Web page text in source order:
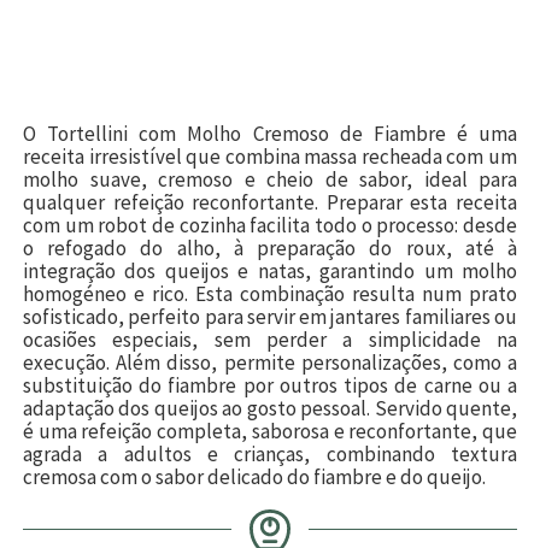
O Tortellini com Molho Cremoso de Fiambre é uma
receita irresistível que combina massa recheada com um
molho suave, cremoso e cheio de sabor, ideal para
qualquer refeição reconfortante. Preparar esta receita
com um robot de cozinha facilita todo o processo: desde
o refogado do alho, à preparação do roux, até à
integração dos queijos e natas, garantindo um molho
homogéneo e rico. Esta combinação resulta num prato
sofisticado, perfeito para servir em jantares familiares ou
ocasiões especiais, sem perder a simplicidade na
execução. Além disso, permite personalizações, como a
substituição do fiambre por outros tipos de carne ou a
adaptação dos queijos ao gosto pessoal. Servido quente,
é uma refeição completa, saborosa e reconfortante, que
agrada a adultos e crianças, combinando textura
cremosa com o sabor delicado do fiambre e do queijo.